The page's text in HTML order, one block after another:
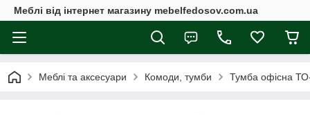
Меблі від інтернет магазину mebelfedosov.com.ua
Меблі та аксесуари Комоди, тумби Тумба офісна